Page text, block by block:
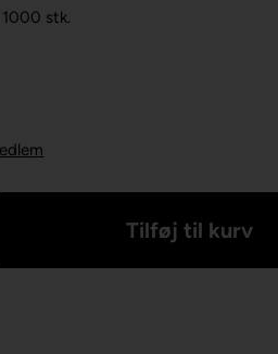
stk.